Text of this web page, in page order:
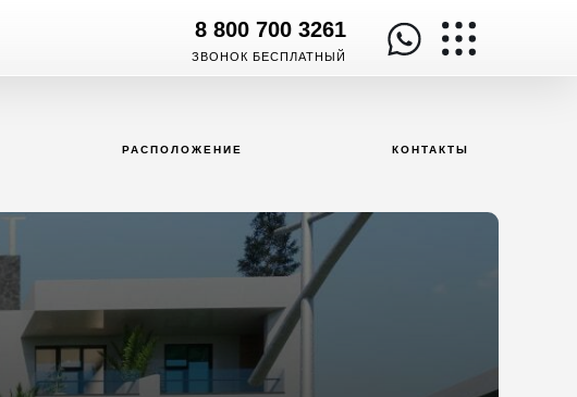
8 800 700 3261
ЗВОНОК БЕСПЛАТНЫЙ
РАСПОЛОЖЕНИЕ КОНТАКТЫ